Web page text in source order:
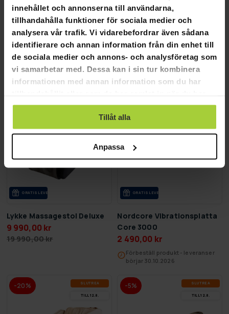
innehållet och annonserna till användarna,
tillhandahålla funktioner för sociala medier och
analysera vår trafik. Vi vidarebefordrar även sådana
identifierare och annan information från din enhet till
de sociala medier och annons- och analysföretag som
vi samarbetar med. Dessa kan i sin tur kombinera
informationen med annan information som du har
använt deras tjänster.
Tillåt alla
Anpassa
Lykke Rödljuslampa
Terapimask LED Pro
2 790,00 kr
Lykke Rödljuslampa Röd LED
Pro
1 390,00 kr
3 190,00 kr
-50% SLUT­REA
TILL 12.8.
GRA­TIS LE­VE­RANS
Lykke Massagestol Deluxe
9 990,00 kr
19 990,00 kr
GRA­TIS LE­VE­RANS
Nordcore Vibrationsplatta
Core 3000
2 490,00 kr
Förbeställ produkt - leveranser
börjar 30.10.2026
-20% SLUT­REA
TILL 12.8.
-5% SLUT­REA
TILL 12.8.